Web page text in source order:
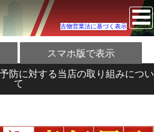
古物営業法に基づく表示
スマホ版で表示
防に対する当店の取り組みについ
て